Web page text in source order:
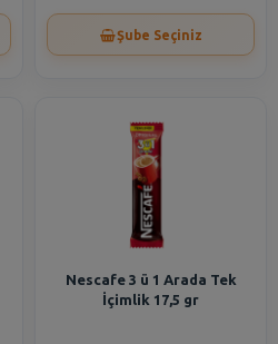
Şube Seçiniz
Nescafe 3 ü 1 Arada Tek
İçimlik 17,5 gr